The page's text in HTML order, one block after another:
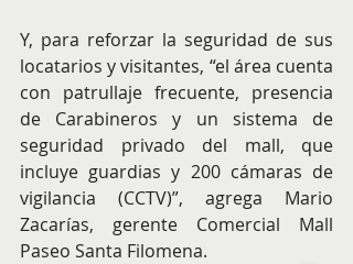
Y, para reforzar la seguridad de sus
locatarios y visitantes, “el área cuenta
con patrullaje frecuente, presencia
de Carabineros y un sistema de
seguridad privado del mall, que
incluye guardias y 200 cámaras de
vigilancia (CCTV)”, agrega Mario
Zacarías, gerente Comercial Mall
Paseo Santa Filomena.